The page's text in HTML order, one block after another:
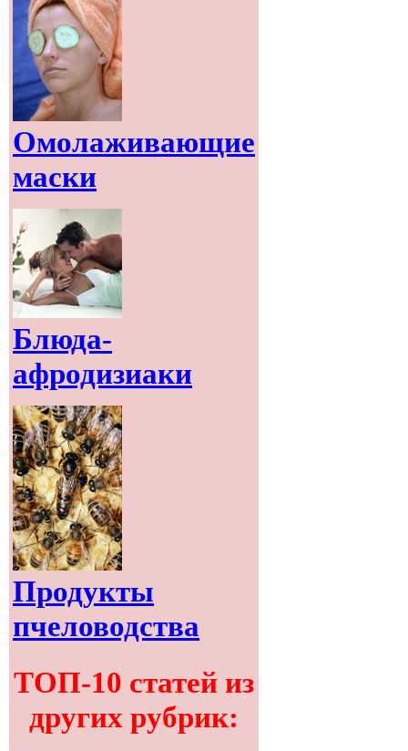
Омолаживающие
маски
Блюда-
афродизиаки
Продукты
пчеловодства
ТОП-10 статей из
других рубрик: